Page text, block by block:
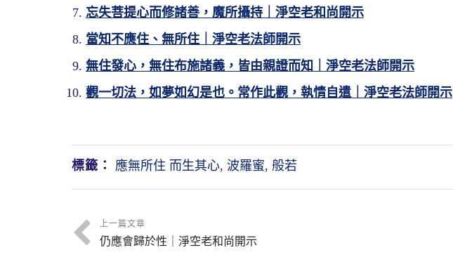
忘失菩提心而修諸善，魔所攝持｜淨空老和尚開示
當知不應住、無所住｜淨空老法師開示
無住發心，無住布施諸義，皆由親證而知｜淨空老法師開示
觀一切法，如夢如幻是也。常作此觀，執情自遣｜淨空老法師開示
標籤： 應無所住 而生其心, 波羅蜜, 般若
上一篇文章
仍應會歸於性｜淨空老和尚開示